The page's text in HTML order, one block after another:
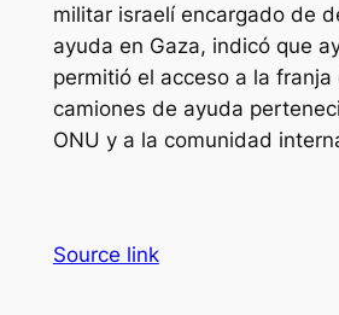
militar israelí encargado de
ayuda en Gaza, indicó que
permitió el acceso a la franja
camiones de ayuda
ONU y a la comunidad
Source link